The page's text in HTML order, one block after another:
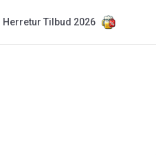
Herretur Tilbud 2026